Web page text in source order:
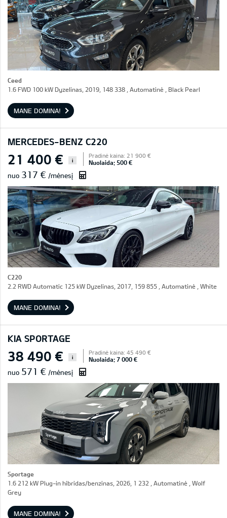
Ceed
1.6 FWD 100 kW Dyzelinas, 2019, 148 338 , Automatinė , Black Pearl
MANE DOMINA!
MERCEDES-BENZ C220
21 400 € i
Pradinė kaina: 21 900 €
Nuolaida: 500 €
nuo 317 € /mėnesį
C220
2.2 RWD Automatic 125 kW Dyzelinas, 2017, 159 855 , Automatinė , White
MANE DOMINA!
KIA SPORTAGE
38 490 € i
Pradinė kaina: 45 490 €
Nuolaida: 7 000 €
nuo 571 € /mėnesį
Sportage
1.6 212 kW Plug-in hibridas/benzinas, 2026, 1 232 , Automatinė , Wolf
Grey
MANE DOMINA!